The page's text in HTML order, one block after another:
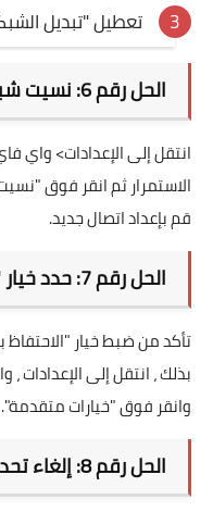
تعطيل "تبديل
الحل رقم 6: نسيت شبكة واي فاي الخاصة بك
انتقل إلى الإعدادات>
الاستمرار ثم انقر فوق
قم بإعداد اتصال جديد.
الحل رقم 7: حدد خيار "الاحتفاظ بشبكة واي فاي"
تأكد من ضبط خيار
بذلك ، انتقل إلى الإعدادات
وانقر فوق "خيارات متقدمة".
الحل رقم 8: إلغاء تحديد محسن الاتصالات